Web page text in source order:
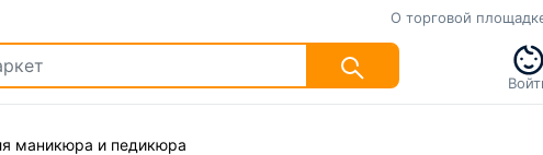
О торговой
маникюра и педикюра